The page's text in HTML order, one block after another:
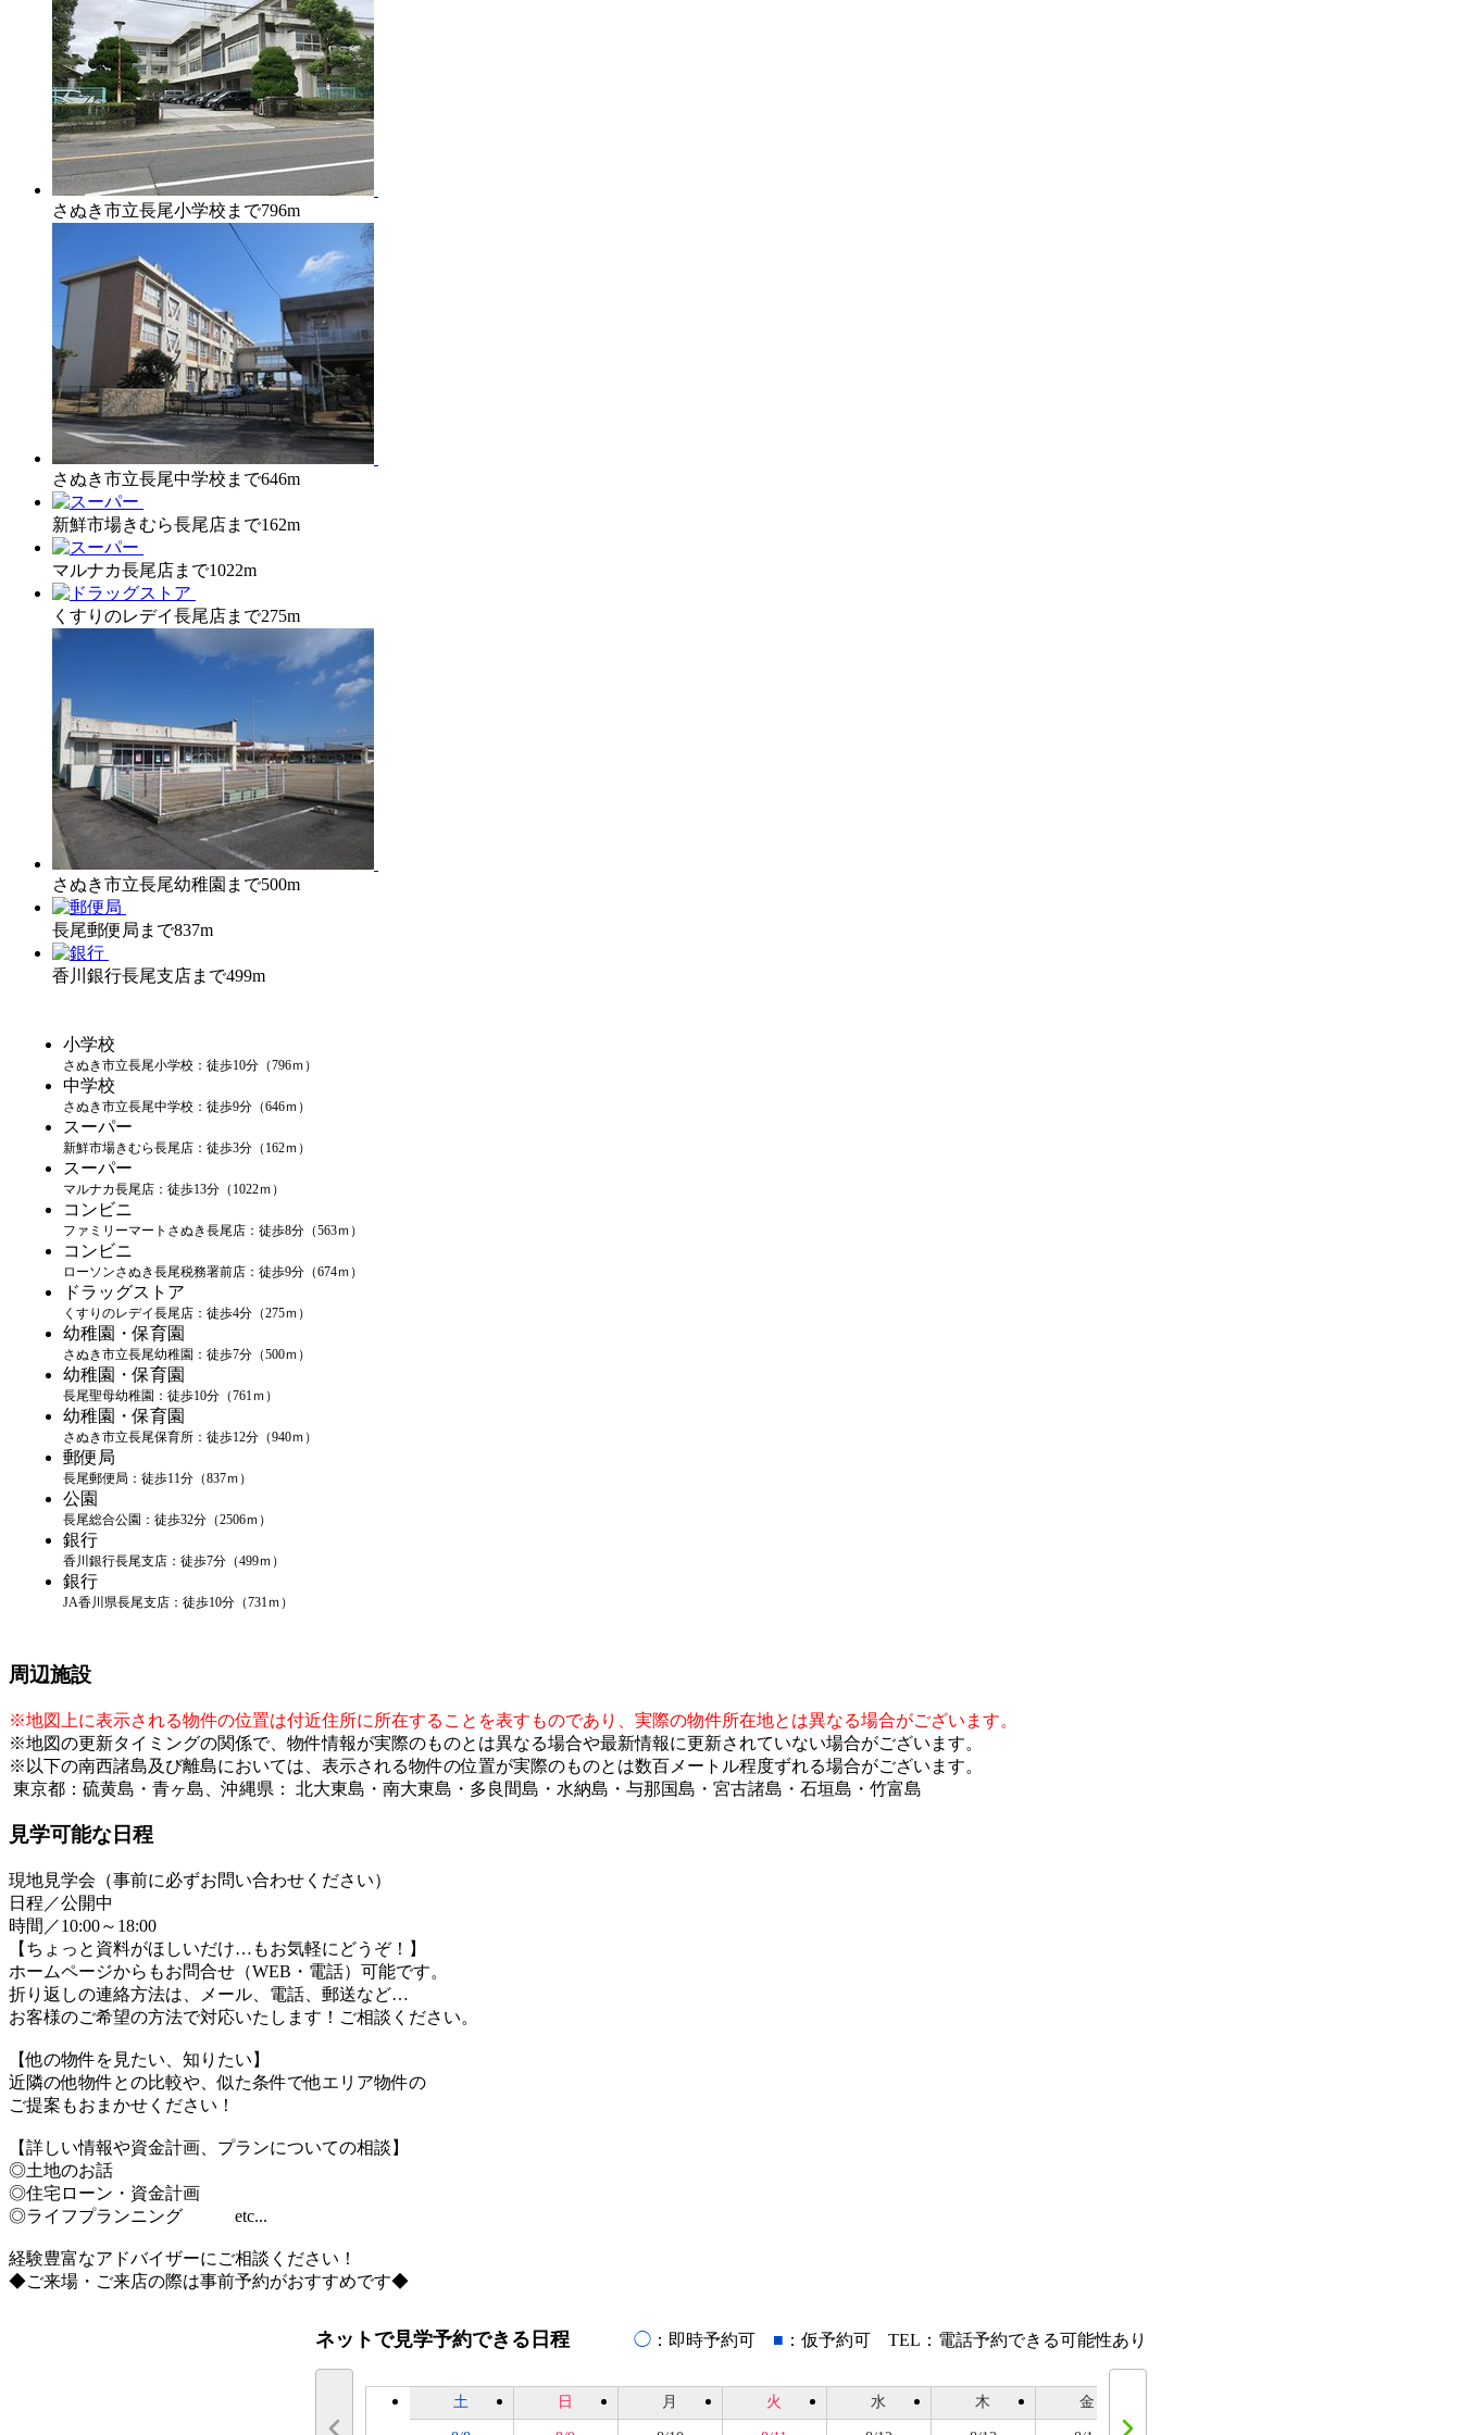
さぬき市立長尾小学校まで796m
さぬき市立長尾中学校まで646m
新鮮市場きむら長尾店まで162m
マルナカ長尾店まで1022m
くすりのレデイ長尾店まで275m
さぬき市立長尾幼稚園まで500m
長尾郵便局まで837m
香川銀行長尾支店まで499m
小学校
さぬき市立長尾小学校：徒歩10分（796ｍ）
中学校
さぬき市立長尾中学校：徒歩9分（646ｍ）
スーパー
新鮮市場きむら長尾店：徒歩3分（162ｍ）
スーパー
マルナカ長尾店：徒歩13分（1022ｍ）
コンビニ
ファミリーマートさぬき長尾店：徒歩8分（563ｍ）
コンビニ
ローソンさぬき長尾税務署前店：徒歩9分（674ｍ）
ドラッグストア
くすりのレデイ長尾店：徒歩4分（275ｍ）
幼稚園・保育園
さぬき市立長尾幼稚園：徒歩7分（500ｍ）
幼稚園・保育園
長尾聖母幼稚園：徒歩10分（761ｍ）
幼稚園・保育園
さぬき市立長尾保育所：徒歩12分（940ｍ）
郵便局
長尾郵便局：徒歩11分（837ｍ）
公園
長尾総合公園：徒歩32分（2506ｍ）
銀行
香川銀行長尾支店：徒歩7分（499ｍ）
銀行
JA香川県長尾支店：徒歩10分（731ｍ）
周辺施設
※地図上に表示される物件の位置は付近住所に所在することを表すものであり、実際の物件所在地とは異なる場合がございます。
※地図の更新タイミングの関係で、物件情報が実際のものとは異なる場合や最新情報に更新されていない場合がございます。
※以下の南西諸島及び離島においては、表示される物件の位置が実際のものとは数百メートル程度ずれる場合がございます。
東京都：硫黄島・青ヶ島、沖縄県： 北大東島・南大東島・多良間島・水納島・与那国島・宮古諸島・石垣島・竹富島
見学可能な日程
現地見学会（事前に必ずお問い合わせください）
日程／公開中
時間／10:00～18:00
【ちょっと資料がほしいだけ…もお気軽にどうぞ！】
ホームページからもお問合せ（WEB・電話）可能です。
折り返しの連絡方法は、メール、電話、郵送など…
お客様のご希望の方法で対応いたします！ご相談ください。
【他の物件を見たい、知りたい】
近隣の他物件との比較や、似た条件で他エリア物件の
ご提案もおまかせください！
【詳しい情報や資金計画、プランについての相談】
◎土地のお話
◎住宅ローン・資金計画
◎ライフプランニング etc...
経験豊富なアドバイザーにご相談ください！
◆ご来場・ご来店の際は事前予約がおすすめです◆
ネットで見学予約できる日程 ◯：即時予約可 ■ ：仮予約可 TEL：電話予約できる可能性あり
土 日 月 火 水 木 金